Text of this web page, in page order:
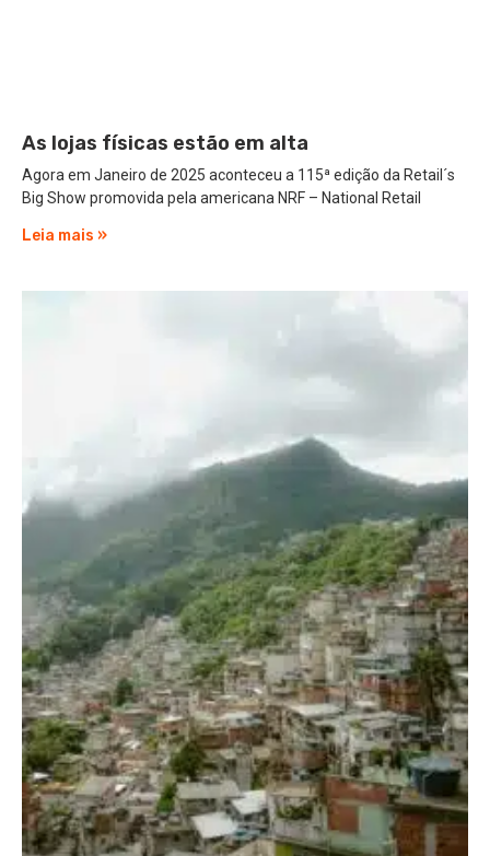
As lojas físicas estão em alta
Agora em Janeiro de 2025 aconteceu a 115ª edição da Retail´s
Big Show promovida pela americana NRF – National Retail
Leia mais »